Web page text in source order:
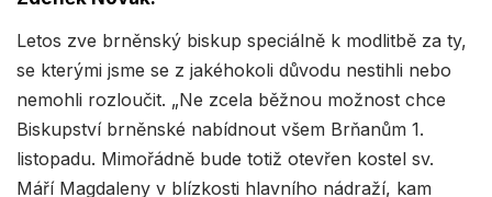
Letos zve brněnský biskup speciálně k modlitbě za ty,
se kterými jsme se z jakéhokoli důvodu nestihli nebo
nemohli rozloučit. „Ne zcela běžnou možnost chce
Biskupství brněnské nabídnout všem Brňanům 1.
listopadu. Mimořádně bude totiž otevřen kostel sv.
Máří Magdaleny v blízkosti hlavního nádraží, kam